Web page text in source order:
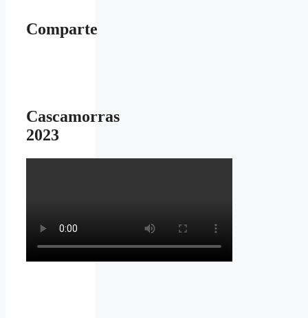
Comparte
Cascamorras
2023